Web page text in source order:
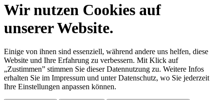
Wir nutzen Cookies auf
unserer Website.
Einige von ihnen sind essenziell, während andere uns helfen, diese
Website und Ihre Erfahrung zu verbessern. Mit Klick auf
„Zustimmen” stimmen Sie dieser Datennutzung zu. Weitere Infos
erhalten Sie im Impressum und unter Datenschutz, wo Sie jederzeit
Ihre Einstellungen anpassen können.